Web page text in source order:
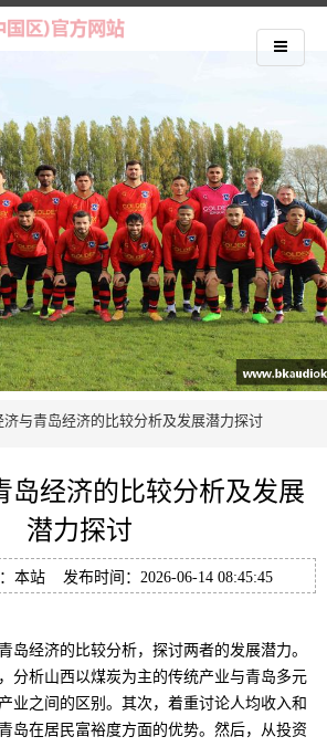
济与青岛经济的比较分析及发展潜力探讨
岛经济的比较分析及发展
潜力探讨
本站 发布时间：2026-06-14 08:45:45
岛经济的比较分析，探讨两者的发展潜力。
分析山西以煤炭为主的传统产业与青岛多元
业之间的区别。其次，着重讨论人均收入和
岛在居民富裕度方面的优势。然后，从投资